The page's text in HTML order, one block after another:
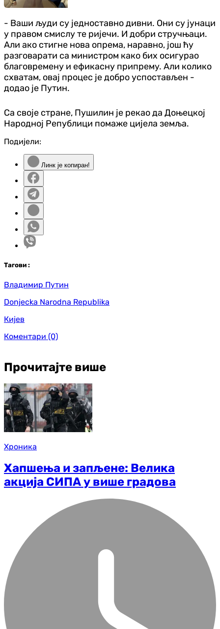
- Ваши људи су једноставно дивни. Они су јунаци
у правом смислу те ријечи. И добри стручњаци.
Али ако стигне нова опрема, наравно, још ћу
разговарати са министром како бих осигурао
благовремену и ефикасну припрему. Али колико
схватам, овај процес је добро успостављен -
додао је Путин.
Са своје стране, Пушилин је рекао да Доњецкој
Народној Републици помаже цијела земља.
Подијели:
Линк је копиран!
Тагови :
Владимир Путин
Donjecka Narodna Republika
Кијев
Коментари (0)
Прочитајте више
Хроника
Хапшења и запљене: Велика
акција СИПА у више градова